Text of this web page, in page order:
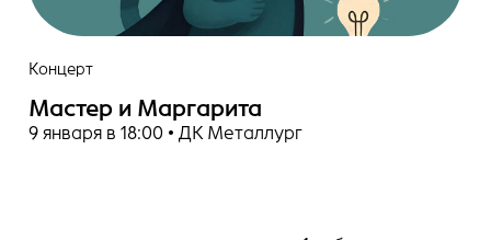
Концерт
Мастер и Маргарита
9 января в 18:00 • ДК Металлург